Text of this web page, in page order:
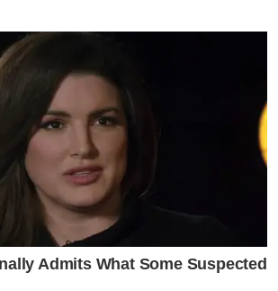
Admits What Some Suspected